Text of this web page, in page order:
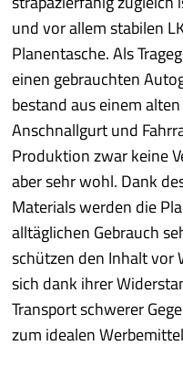
und vor allem stabilen
Planentasche. Als
einen gebrauchten
bestand aus einem
Anschnallgurt und
Produktion zwar keine
aber sehr wohl. Dank
Materials werden die
alltäglichen Gebrauch
schützen den Inhalt vor
sich dank ihrer
Transport schwerer
zum idealen